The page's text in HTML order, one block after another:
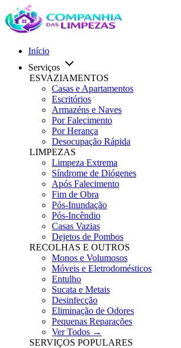
Início
Serviços
ESVAZIAMENTOS
Casas e Apartamentos
Escritórios
Armazéns e Naves
Por Falecimento
Por Herança
Desocupação Rápida
LIMPEZAS
Limpeza Extrema
Síndrome de Diógenes
Após Falecimento
Fim de Obra
Pós-Inundação
Pós-Incêndio
Casas Vazias
Dejetos de Pombos
RECOLHAS E OUTROS
Monos e Volumosos
Móveis e Eletrodomésticos
Entulho
Sucata e Metais
Desinfecção
Eliminação de Odores
Pequenas Reparações
Ver Todos →
SERVIÇOS POPULARES